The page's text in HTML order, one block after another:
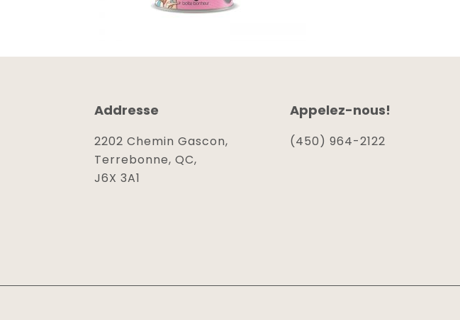
Addresse
2202 Chemin Gascon,
Terrebonne, QC,
J6X 3A1
Appelez-nous!
(450) 964-2122